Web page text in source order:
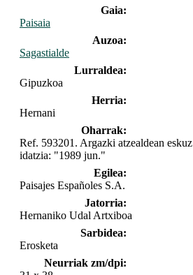
Gaia:
Paisaia
Auzoa:
Sagastialde
Lurraldea:
Gipuzkoa
Herria:
Hernani
Oharrak:
Ref. 593201. Argazki atzealdean eskuz
idatzia: "1989 jun."
Egilea:
Paisajes Españoles S.A.
Jatorria:
Hernaniko Udal Artxiboa
Sarbidea:
Erosketa
Neurriak zm/dpi: